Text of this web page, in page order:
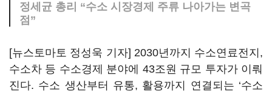
정세균 총리 “수소 시장경제 주류 나아가는 변곡
점”
[뉴스토마토 정성욱 기자] 2030년까지 수소연료전지,
수소차 등 수소경제 분야에 43조원 규모 투자가 이뤄
진다. 수소 생산부터 유통, 활용까지 연결되는 ‘수소